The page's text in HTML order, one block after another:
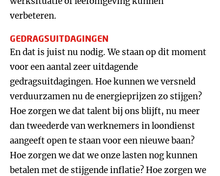
verbeteren.
GEDRAGSUITDAGINGEN
En dat is juist nu nodig. We staan op dit moment
voor een aantal zeer uitdagende
gedragsuitdagingen. Hoe kunnen we versneld
verduurzamen nu de energieprijzen zo stijgen?
Hoe zorgen we dat talent bij ons blijft, nu meer
dan tweederde van werknemers in loondienst
aangeeft open te staan voor een nieuwe baan?
Hoe zorgen we dat we onze lasten nog kunnen
betalen met de stijgende inflatie? Hoe zorgen we